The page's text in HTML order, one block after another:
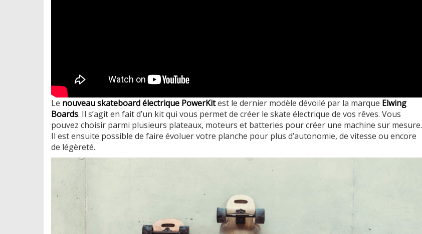
Le nouveau skateboard électrique PowerKitest le dernier modèle dévoilé par la marque Elwing
Boards. Il s’agit en fait d’un kit qui vous permet de créer le skate électrique de vos rêves. Vous
pouvez choisir parmi plusieurs plateaux, moteurs et batteries pour créer une machine sur mesure.
Il est ensuite possible de faire évoluer votre planche pour plus d’autonomie, de vitesse ou encore
de légèreté.